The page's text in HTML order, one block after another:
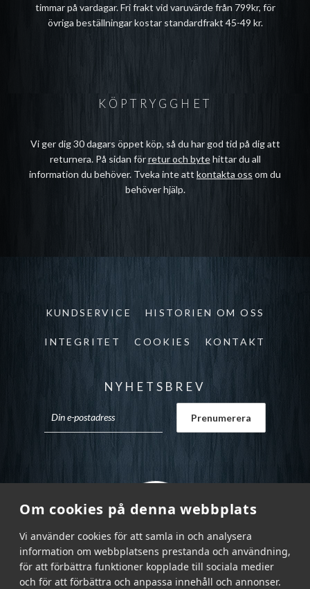
Om cookies på denna webbplats
Vi använder cookies för att samla in och analysera
information om webbplatsens prestanda och användning,
för att förbättra funktioner kopplade till sociala medier
och för att förbättra och anpassa innehåll och annonser.
timmar på vardagar. Fri frakt vid varuvärde från 799kr, för
övriga beställningar kostar standardfrakt 45-49 kr.
KÖPTRYGGHET
Vi ger dig 30 dagars öppet köp, så du har god tid på dig att
returnera. På sidan förretur och bytehittar du all
information du behöver. Tveka inte att kontakta oss om du
behöver hjälp.
KUNDSERVICE HISTORIEN OM OSS
INTEGRITET COOKIES KONTAKT
NYHETSBREV